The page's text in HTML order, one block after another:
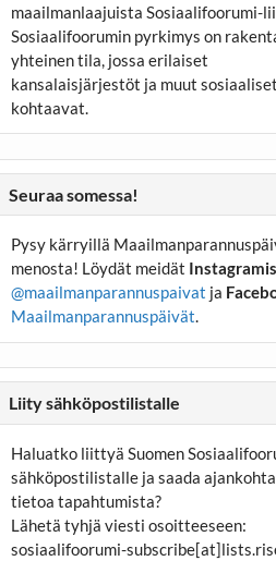
maailmanlaajuista Sosiaalifoorumi-
Sosiaalifoorumin pyrkimys on
yhteinen tila, jossa erilaiset
kansalaisjärjestöt ja muut
kohtaavat.
Seuraa somessa!
Pysy kärryillä
menosta! Löydät meidät
@maailmanparannuspaivat ja
Maailmanparannuspäivät.
Liity sähköpostilistalle
Haluatko liittyä Suomen
sähköpostilistalle ja saada
tietoa tapahtumista?
Lähetä tyhjä viesti osoitteeseen:
sosiaalifoorumi-